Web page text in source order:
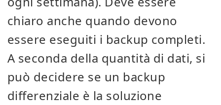
chiaro anche quando devono
essere eseguiti i backup completi.
A seconda della quantità di dati, si
può decidere se un backup
differenziale è la soluzione